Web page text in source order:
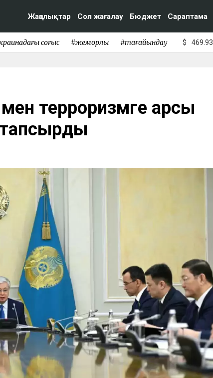
Жаңалықтар Сол жағалау Бюджет Сараптама
соғыс #жемқорлық #тағайындау $ 469.93
терроризмге қарсы
тапсырды